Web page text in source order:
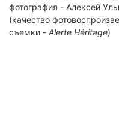
фотография - Алексей
(качество
съемки - Alerte Héritage)